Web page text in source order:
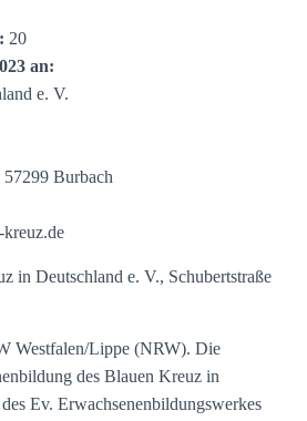
20
an:
e. V.
Burbach
in Deutschland e. V., Schubertstraße
Westfalen/Lippe (NRW). Die
des Blauen Kreuz in
Ev. Erwachsenenbildungswerkes